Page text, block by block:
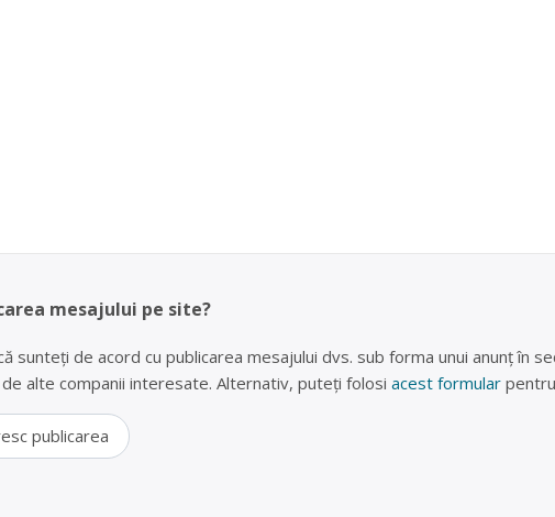
mesajului pe site?
sunteți de acord cu publicarea mesajului dvs. sub forma unui anunț în
de alte companii interesate. Alternativ, puteți folosi acest formular
publicarea